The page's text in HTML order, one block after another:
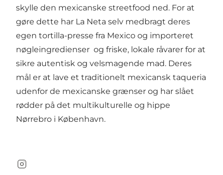
skylle den mexicanske streetfood ned. For at
gøre dette har La Neta selv medbragt deres
egen tortilla-presse fra Mexico og importeret
nøgleingredienser og friske, lokale råvarer for at
sikre autentisk og velsmagende mad. Deres
mål er at lave et traditionelt mexicansk taqueria
udenfor de mexicanske grænser og har slået
rødder på det multikulturelle og hippe
Nørrebro i København.
Instagram